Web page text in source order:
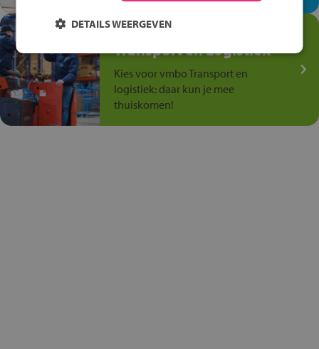
Jouw talent in de
Transport en Logistiek
Kies voor vmbo Transport en
logistiek: daar kun je mee
thuiskomen!
DETAILS WEERGEVEN